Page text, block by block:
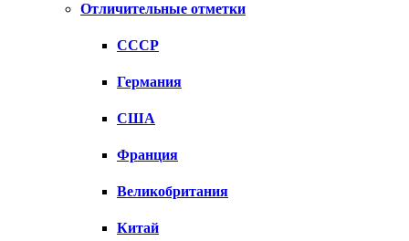
Отличительные отметки
СССР
Германия
США
Франция
Великобритания
Китай